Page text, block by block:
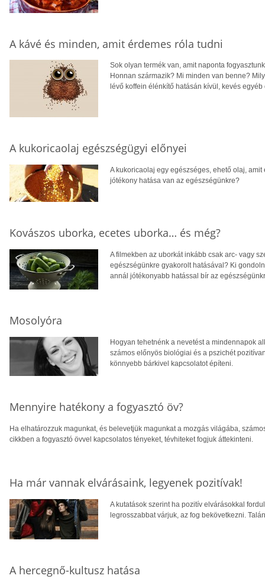
A kávé és minden, amit érdemes róla tudni
Sok olyan termék van, amit naponta
Honnan származik? Mi minden van benne?
lévő koffein élénkítő hatásán kívül, kevés
A kukoricaolaj egészségügyi előnyei
A kukoricaolaj egy egészséges, ehető olaj,
jótékony hatása van az egészségünkre?
Kovászos uborka, ecetes uborka… és még?
A filmekben az uborkát inkább csak arc- vagy
egészségünkre gyakorolt hatásával? Ki
annál jótékonyabb hatással bír az
Mosolyóra
Hogyan tehetnénk a nevetést a mindennapok
számos előnyös biológiai és a pszichét
könnyebb bárkivel kapcsolatot építeni.
Mennyire hatékony a fogyasztó öv?
Ha elhatározzuk magunkat, és belevetjük magunkat a mozgás világába,
cikkben a fogyasztó övvel kapcsolatos tényeket, tévhiteket fogjuk áttekinteni.
Ha már vannak elvárásaink, legyenek pozitívak!
A kutatások szerint ha pozitív elvárásokkal
legrosszabbat várjuk, az fog bekövetkezni.
A hercegnő-kultusz hatása